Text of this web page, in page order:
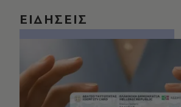
ΕΙΔΗΣΕΙΣ